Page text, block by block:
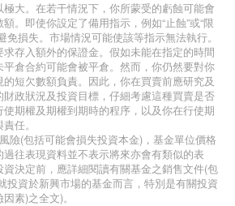
大。在若干情況下，你所蒙受的虧蝕可能會
。即使你設定了備用指示，例如“止蝕”或“限
免損失。市場情況可能使該等指示無法執行。
存入額外的保證金。假如未能在指定的時間
倉合約可能會被平倉。然而，你仍然要對你
短欠數額負責。因此，你在買賣前應研究及
政狀況及投資目標，仔細考慮這種買賣是否
期權及期權到期時的程序，以及你在行使期
任。
險(包括可能會損失投資本金)，基金單位價格
往表現資料並不表示將來亦會有類似的表
決定前，應詳細閱讀有關基金之銷售文件(包
投資於新興市場的基金而言，特別是有關投資
素)之全文)。